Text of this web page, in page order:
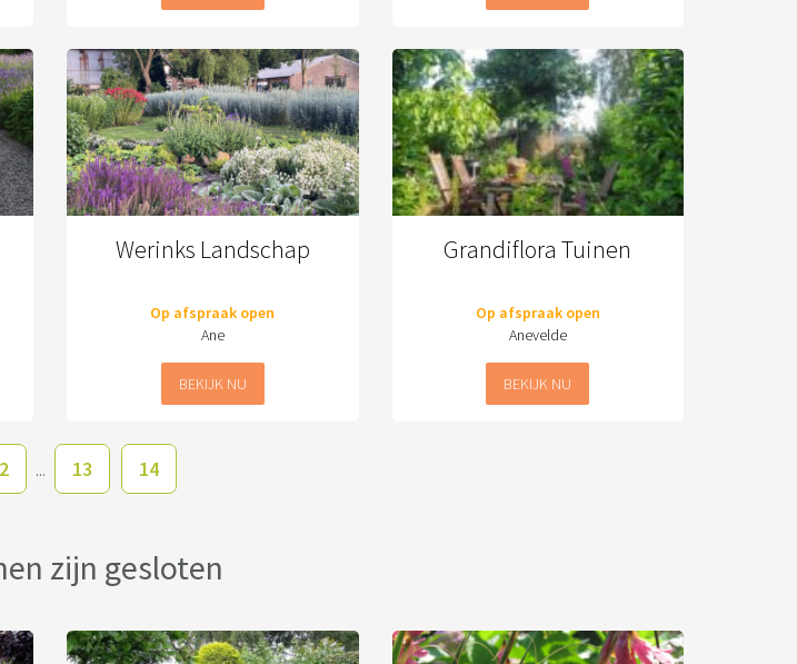
Werinks Landschap
Op afspraak open
Ane
BEKIJK NU
Grandiflora Tuinen
Op afspraak open
Anevelde
BEKIJK NU
2 ... 13 14
zijn gesloten